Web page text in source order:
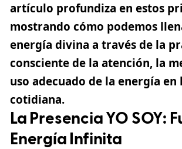
artículo profundiza en estos
mostrando cómo podemos
energía divina a través de la
consciente de la atención, la
uso adecuado de la energía en
cotidiana.
La Presencia YO SOY:
Energía Infinita